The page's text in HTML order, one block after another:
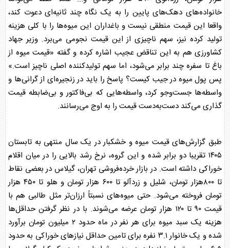
خانواده‌های دهک‌های پایین را به یک نگاه چند ثانیه‌ای دعوت کند،
واقعا این قیمت منطقی نیست و باغداران این میوه‌ها را با کلی هزینه
تولید کرده نیز، سهم ناچیزی از این قیمت نجومی می‌برد. وزیر جهاد
کشاورزی هم به این تناقض عجیب اشاره کرده و گفته «قیمت میوه از
باغ تا سفره چند برابر می‌شود، اما سهم تولیدکننده اصلی ناچیز است.»
پس پول میوه در جیب کیست؟ پاسخ را باید در زنجیره‌ای از گرانی‌ها و
واسطه‌ها جست‌و‌جو کرد، واسطه‌هایی که بی‌فاکتور و بی‌ضابطه قیمت
گذاری می‌کند دست‌به‌دست قیمت را به اوج می‌رسانند.
طبق گزارش‌های قیمت میوهو خشکبار در یک سال منتهی به تابستان
۱۴۰۵ تقریبا دو برابر شده و این گروه، نرخ رشد بالایی را در میان اقلام
خوراکی داشته است. در بازار خرده‌فروشی تهران، گیلاس در بعضی نقاط
تا ۸۰۰هزار تومان، شلیل و زردآلو تا ۶۰۰ هزار تومان و هلو تا ۴۵۰ هزار
تومان فروخته می‌شود. حتی میوه‌های نسبتاً ارزان‌تر مثل طالبی هم با
قیمت ۹۰ تا ۱۲۰ هزار تومان عرضه می‌شوند. با در نظر گرفتن حداقل‌ها
هزینه یک سبد میوه
برای هر نفر در ماه حدود ۲ میلیون تومان برآورد
شده و یک خانوار ۳.۱ نفره برای تامین حداقل نیاز‌های خوراکی به حدود